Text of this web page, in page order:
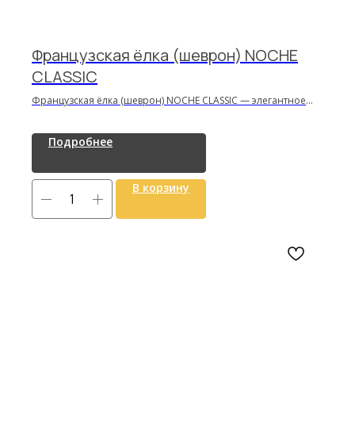
Французская ёлка (шеврон) NOCHE
CLASSIC
Французская ёлка (шеврон) NOCHE CLASSIC — элегантное
износостойкость и долговечность, стильное решение для
Подробнее
В корзину